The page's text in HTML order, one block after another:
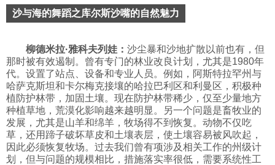
沙与海的舞蹈之库尔斯沙嘴的自然魅力
柳德米拉·雅科夫列娃： 沙尘暴和沙地扩散以前也有，但
那时被有效遏制。曾有专门的林业改良计划，尤其是1980年
代。设置了站点、设备和专业人员。例如，阿斯特拉罕州与
哈萨克斯坦和卡尔梅克接壤的哈拉巴利区和利曼区，积极种
植防护林带，加固土壤。现在防护林带稀少，仅至少量地方
种植草地，荒漠化影响越来越明显。另一个问题是畜牧业的
发展，尤其是山羊和绵羊，牧场得不到恢复。动物不仅吃
草，还用蹄子破坏草皮和土壤表层，使土壤容易被风吹起，
因此必须恢复牧场。过去我们曾有项涉及相关工作的州级计
划，但与问题的规模相比，措施落实率很低，需要系统性工